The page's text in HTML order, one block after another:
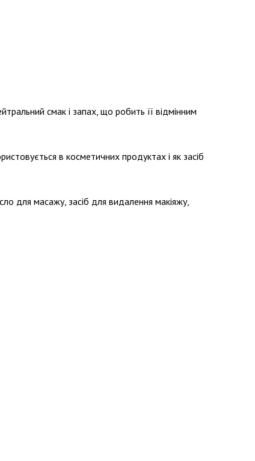
смак і запах, що робить її відмінним
в косметичних продуктах і як засіб
для масажу, засіб для видалення макіяжу,